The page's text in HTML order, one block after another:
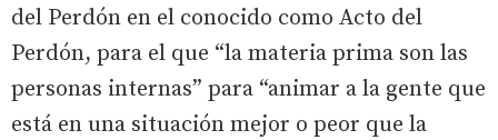
del Perdón en el conocido como Acto del
Perdón, para el que “la materia prima son las
personas internas” para “animar a la gente que
está en una situación mejor o peor que la